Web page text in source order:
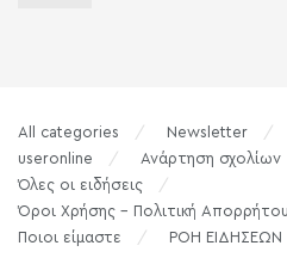
All categories Newsletter
useronline
Ανάρτηση σχολίων
Όλες οι ειδήσεις
Όροι Χρήσης – Πολιτική
Ποιοι είμαστε
ΡΟΗ ΕΙΔΗΣΕΩΝ